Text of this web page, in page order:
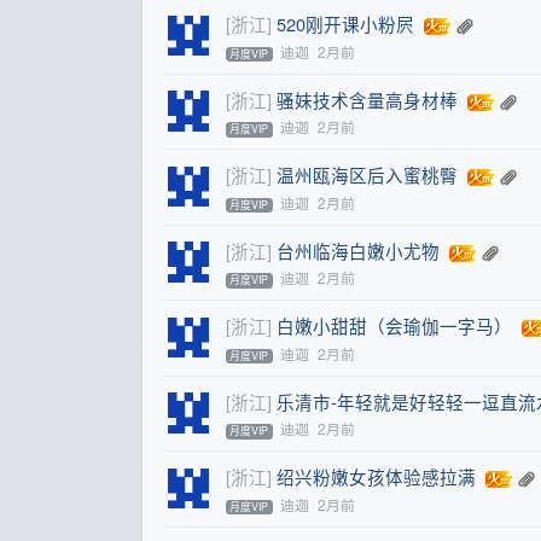
[浙江] 520刚开课小粉屄
月度VIP 迪迦 2月前
[浙江] 骚妹技术含量高身材棒
月度VIP 迪迦 2月前
[浙江] 温州瓯海区后入蜜桃臀
月度VIP 迪迦 2月前
[浙江] 台州临海白嫩小尤物
月度VIP 迪迦 2月前
[浙江] 白嫩小甜甜（会瑜伽一字马）
月度VIP 迪迦 2月前
[浙江] 乐清市-年轻就是好轻轻一逗直流
月度VIP 迪迦 2月前
[浙江] 绍兴粉嫩女孩体验感拉满
月度VIP 迪迦 2月前